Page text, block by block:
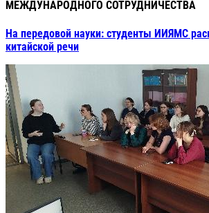
МЕЖДУНАРОДНОГО СОТРУДНИЧЕСТВА
На передовой науки: студенты ИИЯМС
китайской речи